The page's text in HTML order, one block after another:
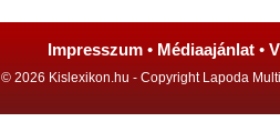
Impresszum • Médiaajánlat •
© 2026 Kislexikon.hu - Copyright Lapoda